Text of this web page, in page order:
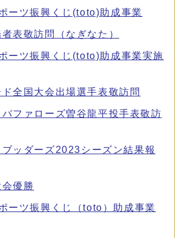
ーツ振興くじ(toto)助成事業
表敬訪問（なぎなた）
ーツ振興くじ(toto)助成事業実施
全国大会出場選手表敬訪問
ファローズ曽谷龍平投手表敬訪
ッダーズ2023シーズン結果報
優勝
ーツ振興くじ（toto）助成事業